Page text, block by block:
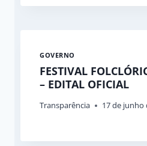
GOVERNO
FESTIVAL
– EDITAL OFICIAL
Transparência 17 de junho